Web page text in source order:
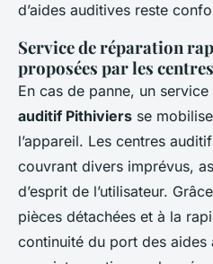
d’aides auditives reste
Service de réparation
proposées par les centres
En cas de panne, un service
auditif Pithiviers se
l’appareil. Les centres
couvrant divers imprévus,
d’esprit de l’utilisateur.
pièces détachées et à la
continuité du port des aides